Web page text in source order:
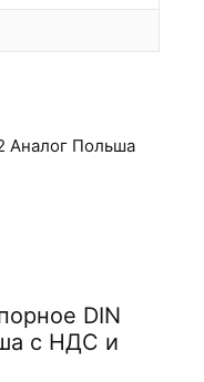
Аналог Польша
DIN
с НДС и